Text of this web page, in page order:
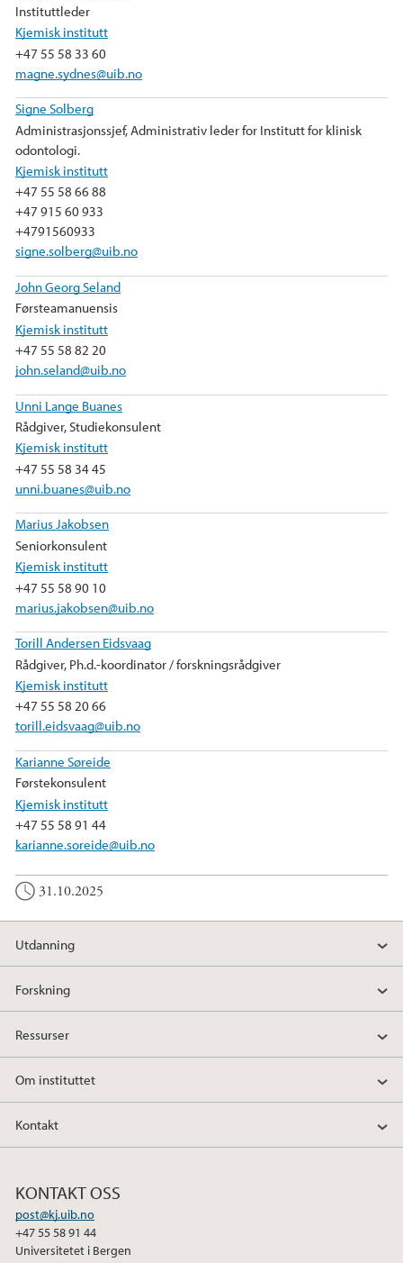
Instituttleder
Kjemisk institutt
+47 55 58 33 60
magne.sydnes@uib.no
Signe Solberg
Administrasjonssjef, Administrativ leder for Institutt for klinisk
odontologi.
Kjemisk institutt
+47 55 58 66 88
+47 915 60 933
+4791560933
signe.solberg@uib.no
John Georg Seland
Førsteamanuensis
Kjemisk institutt
+47 55 58 82 20
john.seland@uib.no
Unni Lange Buanes
Rådgiver, Studiekonsulent
Kjemisk institutt
+47 55 58 34 45
unni.buanes@uib.no
Marius Jakobsen
Seniorkonsulent
Kjemisk institutt
+47 55 58 90 10
marius.jakobsen@uib.no
Torill Andersen Eidsvaag
Rådgiver, Ph.d.-koordinator / forskningsrådgiver
Kjemisk institutt
+47 55 58 20 66
torill.eidsvaag@uib.no
Karianne Søreide
Førstekonsulent
Kjemisk institutt
+47 55 58 91 44
karianne.soreide@uib.no
31.10.2025
Utdanning
Forskning
Ressurser
Om instituttet
Kontakt
KONTAKT OSS
post@kj.uib.no
+47 55 58 91 44
Universitetet i Bergen